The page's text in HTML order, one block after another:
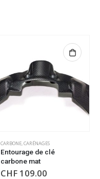
CARBONE,CARÉNAGES
Entourage de clé
carbone mat
CHF 109.00